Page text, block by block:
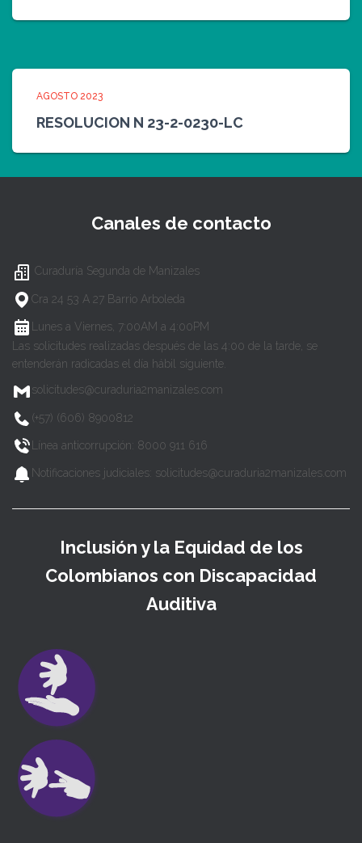
AGOSTO 2023
RESOLUCION N 23-2-0230-LC
Canales de contacto
Curaduría Segunda de Manizales
Cra 24 53 A 27 Barrio Arboleda
Lunes a Viernes, 7:00AM a 4:00PM
Las solicitudes realizadas después de las 4:00 de la tarde, se
entenderán radicadas el día hábil siguiente.
solicitudes@curaduria2manizales.com
(+57) (606) 8900812
Línea anticorrupción: 8000 911 616
Notificaciones judiciales: solicitudes@curaduria2manizales.com
Inclusión y la Equidad de los
Colombianos con Discapacidad
Auditiva